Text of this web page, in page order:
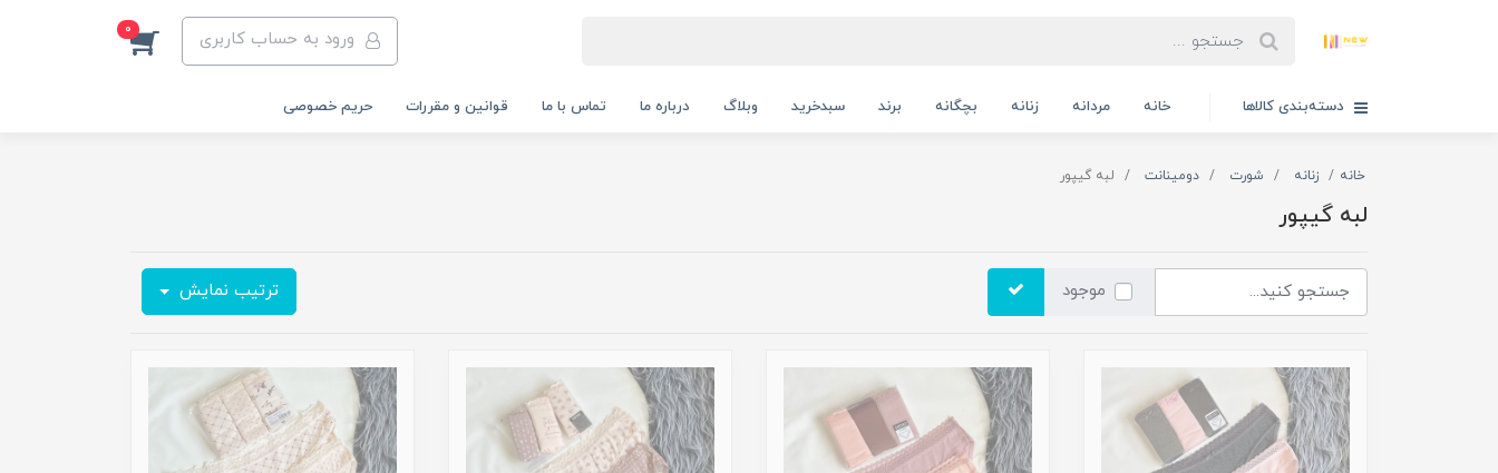
ورود به حساب کاربری 0
دسته‌بندی کالاها خانه مردانه زنانه بچگانه برند سبدخرید وبلاگ درباره ما تماس با ما قوانین و مقررات حریم خصوصی
خانه زنانه شورت دومینانت لبه گیپور
لبه گیپور
موجود ترتیب نمایش